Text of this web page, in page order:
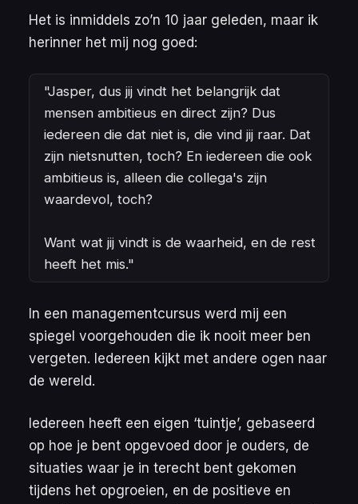
Het is inmiddels zo’n 10 jaar geleden, maar ik
herinner het mij nog goed:
"Jasper, dus jij vindt het belangrijk dat
mensen ambitieus en direct zijn? Dus
iedereen die dat niet is, die vind jij raar. Dat
zijn nietsnutten, toch? En iedereen die ook
ambitieus is, alleen die collega's zijn
waardevol, toch?
Want wat jij vindt is de waarheid, en de rest
heeft het mis."
In een managementcursus werd mij een
spiegel voorgehouden die ik nooit meer ben
vergeten. Iedereen kijkt met andere ogen naar
de wereld.
Iedereen heeft een eigen ‘tuintje’, gebaseerd
op hoe je bent opgevoed door je ouders, de
situaties waar je in terecht bent gekomen
tijdens het opgroeien, en de positieve en